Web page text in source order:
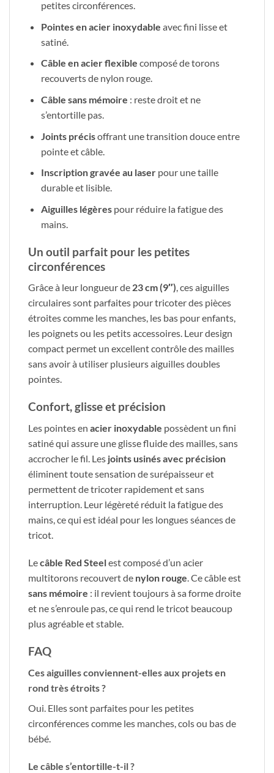
petites circonférences.
Pointes en acier inoxydable avec fini lisse et
satiné.
Câble en acier flexible composé de torons
recouverts de nylon rouge.
Câble sans mémoire : reste droit et ne
s’entortille pas.
Joints précisoffrant une transition douce entre
pointe et câble.
Inscription gravée au laserpour une taille
durable et lisible.
Aiguilles légèrespour réduire la fatigue des
mains.
Un outil parfait pour les petites
circonférences
Grâce à leur longueur de 23 cm (9″), ces aiguilles
circulaires sont parfaites pour tricoter des pièces
étroites comme les manches, les bas pour enfants,
les poignets ou les petits accessoires. Leur design
compact permet un excellent contrôle des mailles
sans avoir à utiliser plusieurs aiguilles doubles
pointes.
Confort, glisse et précision
Les pointes en acier inoxydable possèdent un fini
satiné qui assure une glisse fluide des mailles, sans
accrocher le fil. Les joints usinés avec précision
éliminent toute sensation de surépaisseur et
permettent de tricoter rapidement et sans
interruption. Leur légèreté réduit la fatigue des
mains, ce qui est idéal pour les longues séances de
tricot.
Lecâble Red Steelest composé d’un acier
multitorons recouvert de nylon rouge. Ce câble est
sans mémoire : il revient toujours à sa forme droite
et ne s’enroule pas, ce qui rend le tricot beaucoup
plus agréable et stable.
FAQ
Ces aiguilles conviennent-elles aux projets en
rond très étroits ?
Oui. Elles sont parfaites pour les petites
circonférences comme les manches, cols ou bas de
bébé.
Le câble s’entortille-t-il ?